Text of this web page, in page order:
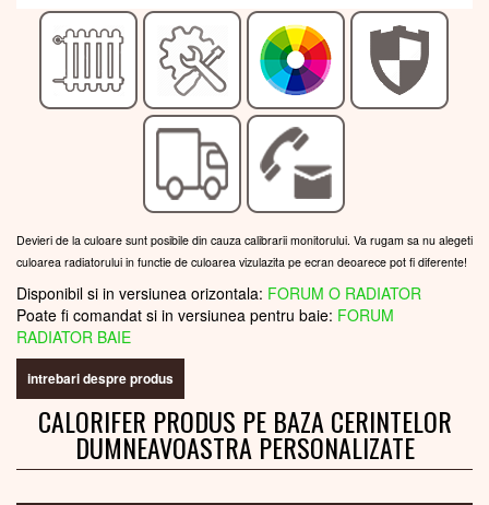
Devieri de la culoare sunt posibile din cauza calibrarii monitorului. Va rugam sa nu alegeti
culoarea radiatorului in functie de culoarea vizulazita pe ecran deoarece pot fi diferente!
Disponibil si in versiunea orizontala: FORUM O RADIATOR
Poate fi comandat si in versiunea pentru baie: FORUM
RADIATOR BAIE
intrebari despre produs
CALORIFER PRODUS PE BAZA CERINTELOR
DUMNEAVOASTRA PERSONALIZATE